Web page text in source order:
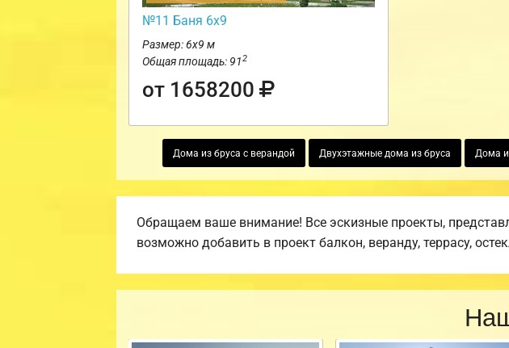
№11 Баня 6х9
Размер: 6х9 м
Общая площадь: 912
от 1658200
Дома из бруса с верандой Двухэтажные дома из бруса Дома
Обращаем ваше внимание! Все эскизные проекты,
возможно добавить в проект балкон, веранду, террасу,